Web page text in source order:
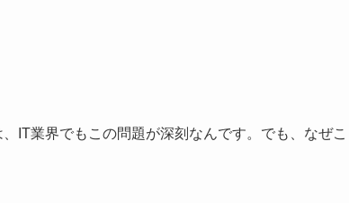
IT業界でもこの問題が深刻なんです。でも、なぜこ